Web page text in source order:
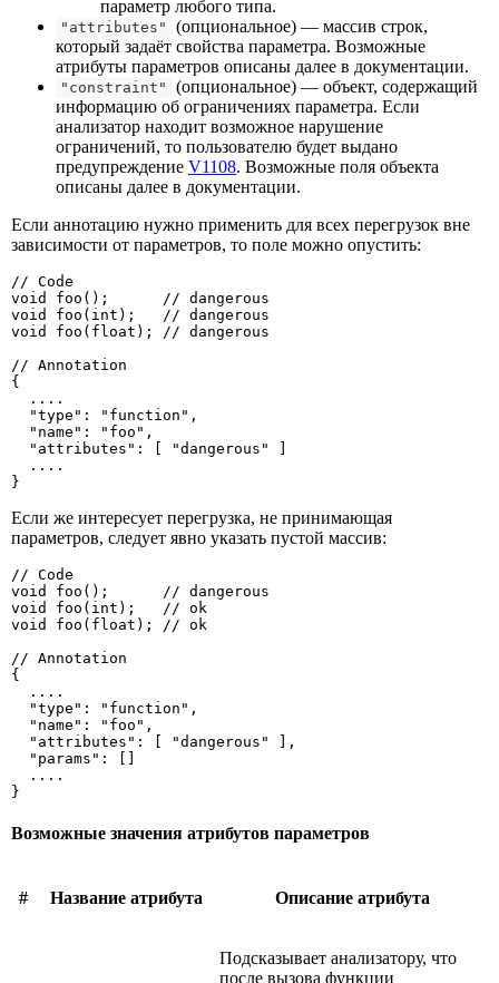
параметр любого типа.
"attributes"
(опциональное) — массив строк,
который задаёт свойства параметра. Возможные
атрибуты параметров описаны далее в документации.
"constraint"
(опциональное) — объект, содержащий
информацию об ограничениях параметра. Если
анализатор находит возможное нарушение
ограничений, то пользователю будет выдано
предупреждение V1108. Возможные поля объекта
описаны далее в документации.
Если аннотацию нужно применить для всех перегрузок вне
зависимости от параметров, то поле можно опустить:
// Code
void foo();      // dangerous
void foo(int);   // dangerous
void foo(float); // dangerous
// Annotation
{
  ....
  "type": "function",
  "name": "foo",
  "attributes": [ "dangerous" ]
  ....
}
Если же интересует перегрузка, не принимающая
параметров, следует явно указать пустой массив:
// Code
void foo();      // dangerous
void foo(int);   // ok
void foo(float); // ok
// Annotation
{
  ....
  "type": "function",
  "name": "foo",
  "attributes": [ "dangerous" ],
  "params": []
  ....
}
Возможные значения атрибутов параметров
# Название атрибута Описание атрибута
Подсказывает анализатору, что
после вызова функции